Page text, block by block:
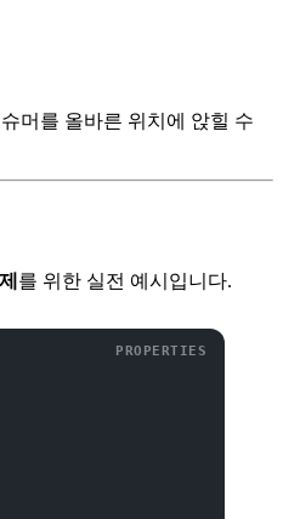
머를 올바른 위치에 앉힐 수
를 위한 실전 예시입니다.